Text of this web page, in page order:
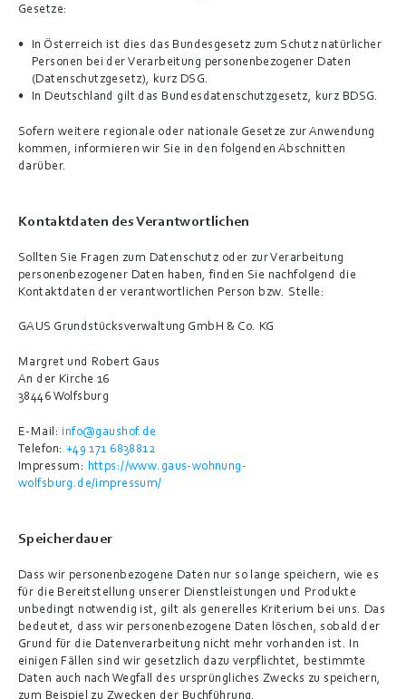
Gesetze:
In Österreich ist dies das Bundesgesetz zum Schutz natürlicher
Personen bei der Verarbeitung personenbezogener Daten
(Datenschutzgesetz), kurz DSG.
In Deutschland gilt das Bundesdatenschutzgesetz, kurz BDSG.
Sofern weitere regionale oder nationale Gesetze zur Anwendung
kommen, informieren wir Sie in den folgenden Abschnitten
darüber.
Kontaktdaten des Verantwortlichen
Sollten Sie Fragen zum Datenschutz oder zur Verarbeitung
personenbezogener Daten haben, finden Sie nachfolgend die
Kontaktdaten der verantwortlichen Person bzw. Stelle:
GAUS Grundstücksverwaltung GmbH & Co. KG
Margret und Robert Gaus
An der Kirche 16
38446 Wolfsburg
E-Mail: info@gaushof.de
Telefon: +49 171 6838812
Impressum: https://www.gaus-wohnung-
wolfsburg.de/impressum/
Speicherdauer
Dass wir personenbezogene Daten nur so lange speichern, wie es
für die Bereitstellung unserer Dienstleistungen und Produkte
unbedingt notwendig ist, gilt als generelles Kriterium bei uns. Das
bedeutet, dass wir personenbezogene Daten löschen, sobald der
Grund für die Datenverarbeitung nicht mehr vorhanden ist. In
einigen Fällen sind wir gesetzlich dazu verpflichtet, bestimmte
Daten auch nach Wegfall des ursprüngliches Zwecks zu speichern,
zum Beispiel zu Zwecken der Buchführung.